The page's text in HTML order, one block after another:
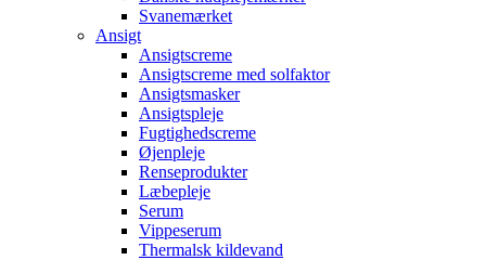
Svanemærket
Ansigt
Ansigtscreme
Ansigtscreme med solfaktor
Ansigtsmasker
Ansigtspleje
Fugtighedscreme
Øjenpleje
Renseprodukter
Læbepleje
Serum
Vippeserum
Thermalsk kildevand